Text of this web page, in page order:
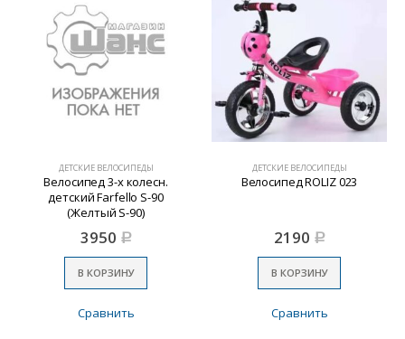
ДЕТСКИЕ ВЕЛОСИПЕДЫ
Велосипед 3-х колесн.
детский Farfello S-90
(Желтый S-90)
3950 Р
В КОРЗИНУ
Сравнить
ДЕТСКИЕ ВЕЛОСИПЕДЫ
Велосипед ROLIZ 023
2190 Р
В КОРЗИНУ
Сравнить